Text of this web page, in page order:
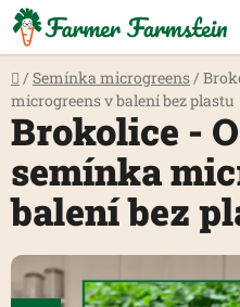
Přejít
na
obsah
Domů
/ Semínka microgreens /
microgreens v balení bez plastu
Brokolice -
semínka
balení bez